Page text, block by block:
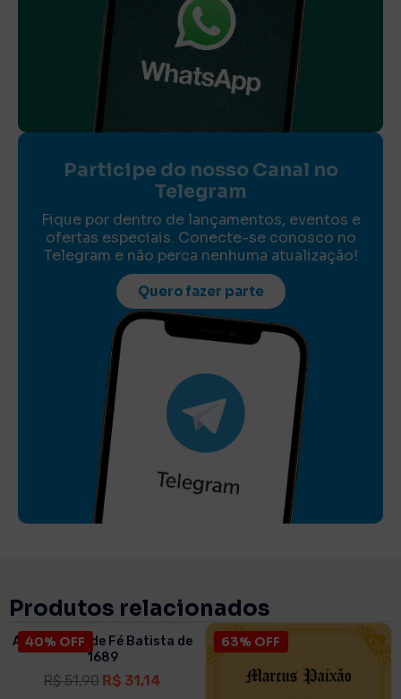
Participe do nosso Canal no
Telegram
Fique por dentro de lançamentos, eventos e
ofertas especiais. Conecte-se conosco no
Telegram e não perca nenhuma atualização!
Quero fazer parte
Produtos relacionados
40% OFF
A Confissão de Fé Batista de
1689
R$51,90 R$ 31,14
63% OFF